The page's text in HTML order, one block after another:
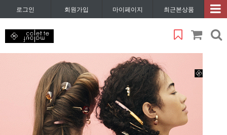
로그인 회원가입 마이페이지 최근본상품